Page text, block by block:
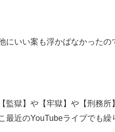
にいい案も浮かばなかった
監獄】や【牢獄】や【刑務
最近のYouTubeライブでも繰